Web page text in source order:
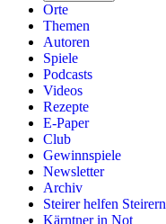
Orte
Themen
Autoren
Spiele
Podcasts
Videos
Rezepte
E-Paper
Club
Gewinnspiele
Newsletter
Archiv
Steirer helfen Steirern
Kärntner in Not